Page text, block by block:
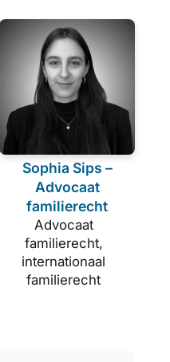
Sophia Sips –
Advocaat
familierecht
Advocaat
familierecht,
internationaal
familierecht